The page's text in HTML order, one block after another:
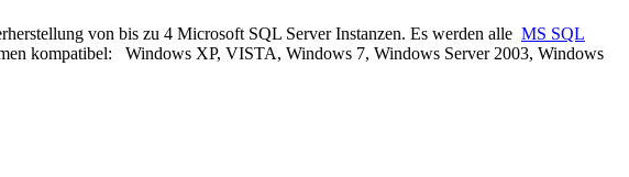
von bis zu 4 Microsoft SQL Server Instanzen. Es werden alle MS SQL
kompatibel: Windows XP, VISTA, Windows 7, Windows Server 2003, Windows